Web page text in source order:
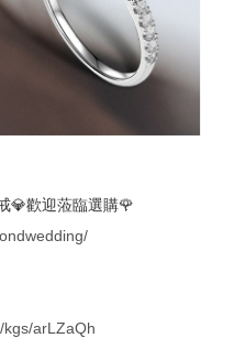
💎歡迎蒞臨選購🌹
kgs/arLZaQh